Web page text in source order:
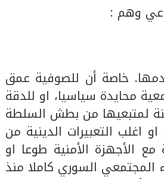
وهم :
خاصة أن للصوفية عمق
محايدة سياسيا، او للدقة
لمتبعيها من بطش السلطة
اغلب التعبيرات الدينية من
الأجهزة الأمنية طوعا او
السوري كاملا منذ